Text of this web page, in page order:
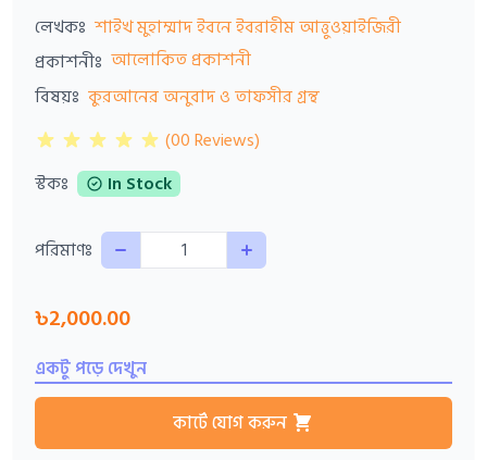
লেখকঃ শাইখ মুহাম্মাদ ইবনে ইবরাহীম আত্তুওয়াইজিরী
প্রকাশনীঃ আলোকিত প্রকাশনী
বিষয়ঃ কুরআনের অনুবাদ ও তাফসীর গ্রন্থ
(00 Reviews)
স্টকঃ
In Stock
পরিমাণঃ Quantity
৳2,000.00
একটু পড়ে দেখুন
কার্টে যোগ করুন